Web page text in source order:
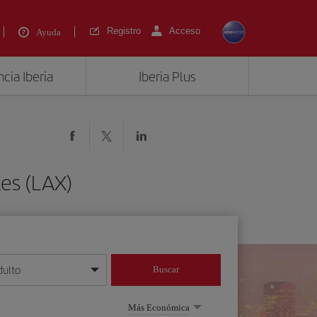
Ayuda Registro Acceso
Iberia Iberia Plus
(LAX)
mes/año
Buscar
Más Económica